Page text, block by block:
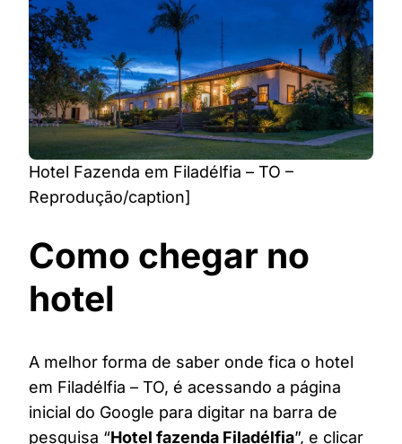
Hotel Fazenda em Filadélfia – TO –
Reprodução/caption]
Como chegar no
hotel
A melhor forma de saber onde fica o hotel
em Filadélfia – TO, é acessando a página
inicial do Google para digitar na barra de
pesquisa “Hotel fazenda Filadélfia”, e clicar